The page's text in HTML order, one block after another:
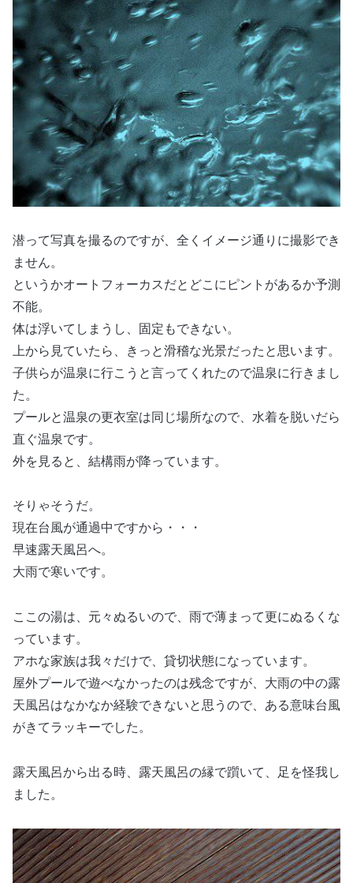
潜って写真を撮るのですが、全くイメージ通りに撮影でき
ません。
というかオートフォーカスだとどこにピントがあるか予測
不能。
体は浮いてしまうし、固定もできない。
上から見ていたら、きっと滑稽な光景だったと思います。
子供らが温泉に行こうと言ってくれたので温泉に行きまし
た。
プールと温泉の更衣室は同じ場所なので、水着を脱いだら
直ぐ温泉です。
外を見ると、結構雨が降っています。
そりゃそうだ。
現在台風が通過中ですから・・・
早速露天風呂へ。
大雨で寒いです。
ここの湯は、元々ぬるいので、雨で薄まって更にぬるくな
っています。
アホな家族は我々だけで、貸切状態になっています。
屋外プールで遊べなかったのは残念ですが、大雨の中の露
天風呂はなかなか経験できないと思うので、ある意味台風
がきてラッキーでした。
露天風呂から出る時、露天風呂の縁で躓いて、足を怪我し
ました。